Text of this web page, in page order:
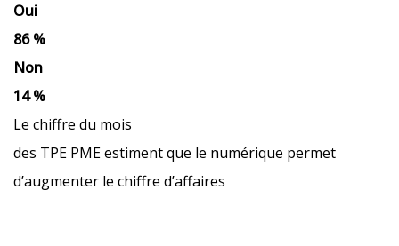
Oui
86 %
Non
14 %
Le chiffre du mois
des TPE PME estiment que le numérique permet
d’augmenter le chiffre d’affaires